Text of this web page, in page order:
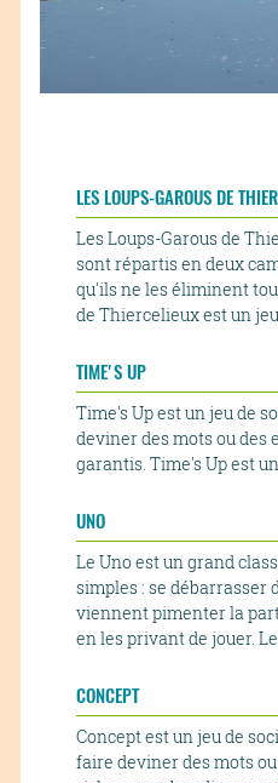
LES LOUPS-GAROUS DE
Les Loups-Garous de
sont répartis en deux
qu'ils ne les éliminent
de Thiercelieux est un
TIME'S UP
Time's Up est un jeu de
deviner des mots ou des
garantis. Time's Up est
UNO
Le Uno est un grand
simples : se débarrasser
viennent pimenter la
en les privant de jouer.
CONCEPT
Concept est un jeu de
faire deviner des mots